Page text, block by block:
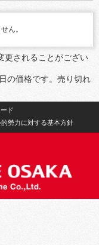
ん。
更されることがござい
の価格です。売り切れ
ド
的勢力に対する基本方針